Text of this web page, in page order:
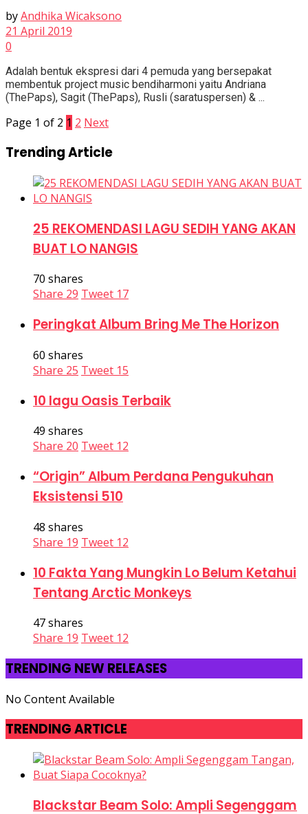
byAndhika Wicaksono
21 April 2019
0
Adalah bentuk ekspresi dari 4 pemuda yang bersepakat
membentuk project music bendiharmoni yaitu Andriana
(ThePaps), Sagit (ThePaps), Rusli (saratuspersen) & ...
Page 1 of 2 1 2 Next
Trending Article
25 REKOMENDASI LAGU SEDIH YANG AKAN
BUAT LO NANGIS
70 shares
Share 29 Tweet 17
Peringkat Album Bring Me The Horizon
60 shares
Share 25 Tweet 15
10 lagu Oasis Terbaik
49 shares
Share 20 Tweet 12
“Origin” Album Perdana Pengukuhan
Eksistensi 510
48 shares
Share 19 Tweet 12
10 Fakta Yang Mungkin Lo Belum Ketahui
Tentang Arctic Monkeys
47 shares
Share 19 Tweet 12
TRENDING NEW RELEASES
No Content Available
TRENDING ARTICLE
Blackstar Beam Solo: Ampli Segenggam